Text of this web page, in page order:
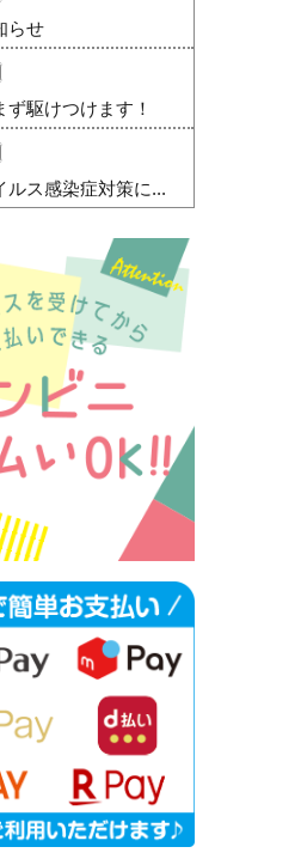
らせ
駆けつけます！
ルス感染症対策に...